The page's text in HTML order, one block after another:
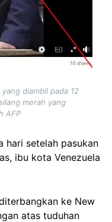
diambil pada 12
merah yang
AFP
hari setelah pasukan
ibu kota Venezuela
ke New
atas tuduhan